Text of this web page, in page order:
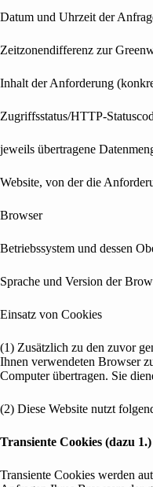
Datum und Uhrzeit der
Zeitzonendifferenz zur
Inhalt der Anforderung
Zugriffsstatus/HTTP-
jeweils übertragene
Website, von der die
Browser
Betriebssystem und dessen
Sprache und Version der
Einsatz von Cookies
(1) Zusätzlich zu den zuvor
Ihnen verwendeten Browser
Computer übertragen. Sie
(2) Diese Website nutzt
Transiente Cookies (dazu 1.)
Transiente Cookies werden